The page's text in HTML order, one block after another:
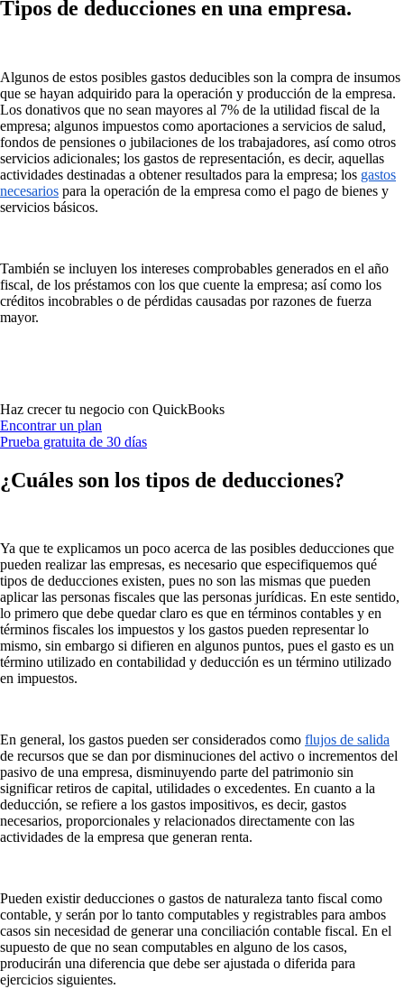
Tipos de deducciones en una empresa.
Algunos de estos posibles gastos deducibles son la compra de insumos
que se hayan adquirido para la operación y producción de la empresa.
Los donativos que no sean mayores al 7% de la utilidad fiscal de la
empresa; algunos impuestos como aportaciones a servicios de salud,
fondos de pensiones o jubilaciones de los trabajadores, así como otros
servicios adicionales; los gastos de representación, es decir, aquellas
actividades destinadas a obtener resultados para la empresa; los gastos
necesarios para la operación de la empresa como el pago de bienes y
servicios básicos.
También se incluyen los intereses comprobables generados en el año
fiscal, de los préstamos con los que cuente la empresa; así como los
créditos incobrables o de pérdidas causadas por razones de fuerza
mayor.
Haz crecer tu negocio con QuickBooks
Encontrar un plan
Prueba gratuita de 30 días
¿Cuáles son los tipos de deducciones?
Ya que te explicamos un poco acerca de las posibles deducciones que
pueden realizar las empresas, es necesario que especifiquemos qué
tipos de deducciones existen, pues no son las mismas que pueden
aplicar las personas fiscales que las personas jurídicas. En este sentido,
lo primero que debe quedar claro es que en términos contables y en
términos fiscales los impuestos y los gastos pueden representar lo
mismo, sin embargo si difieren en algunos puntos, pues el gasto es un
término utilizado en contabilidad y deducción es un término utilizado
en impuestos.
En general, los gastos pueden ser considerados como flujos de salida
de recursos que se dan por disminuciones del activo o incrementos del
pasivo de una empresa, disminuyendo parte del patrimonio sin
significar retiros de capital, utilidades o excedentes. En cuanto a la
deducción, se refiere a los gastos impositivos, es decir, gastos
necesarios, proporcionales y relacionados directamente con las
actividades de la empresa que generan renta.
Pueden existir deducciones o gastos de naturaleza tanto fiscal como
contable, y serán por lo tanto computables y registrables para ambos
casos sin necesidad de generar una conciliación contable fiscal. En el
supuesto de que no sean computables en alguno de los casos,
producirán una diferencia que debe ser ajustada o diferida para
ejercicios siguientes.